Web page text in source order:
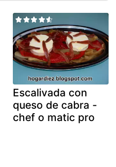
Escalivada con
queso de cabra -
chef o matic pro